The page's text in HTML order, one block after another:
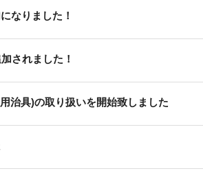
なりました！
されました！
治具)の取り扱いを開始致しました